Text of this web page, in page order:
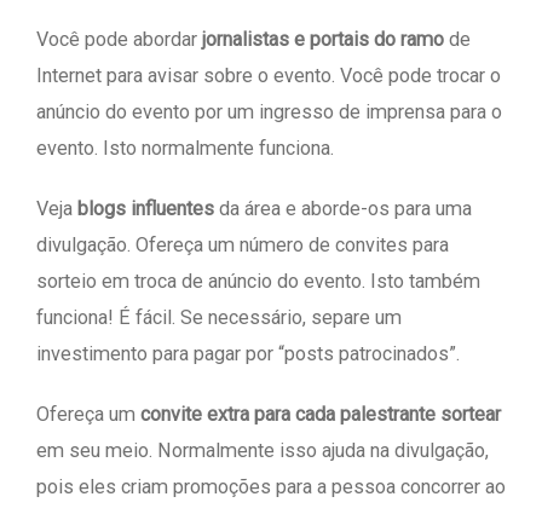
Você pode abordar jornalistas e portais do ramo de
Internet para avisar sobre o evento. Você pode trocar o
anúncio do evento por um ingresso de imprensa para o
evento. Isto normalmente funciona.
Veja blogs influentes da área e aborde-os para uma
divulgação. Ofereça um número de convites para
sorteio em troca de anúncio do evento. Isto também
funciona! É fácil. Se necessário, separe um
investimento para pagar por “posts patrocinados”.
Ofereça um convite extra para cada palestrante sortear
em seu meio. Normalmente isso ajuda na divulgação,
pois eles criam promoções para a pessoa concorrer ao